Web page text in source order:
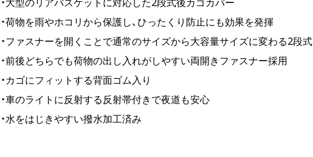
・荷物を雨やホコリから保護し、ひったくり防止にも効果を発揮
・ファスナーを開くことで通常のサイズから大容量サイズに変わる2段式
・前後どちらでも荷物の出し入れがしやすい両開きファスナー採用
・カゴにフィットする背面ゴム入り
・車のライトに反射する反射帯付きで夜道も安心
・水をはじきやすい撥水加工済み